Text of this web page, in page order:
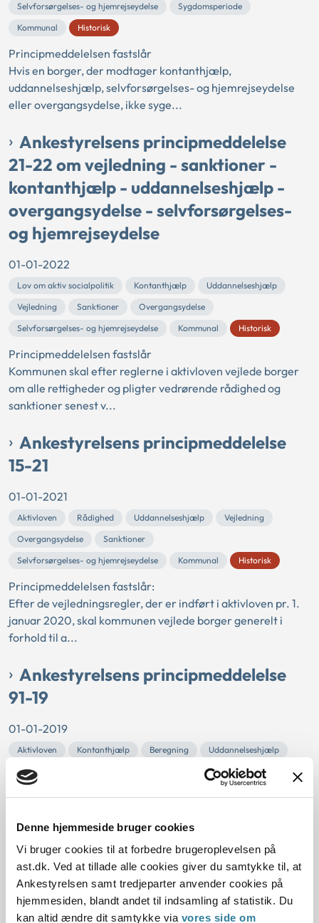
Denne hjemmeside bruger cookies
Vi bruger cookies til at forbedre brugeroplevelsen på
ast.dk. Ved at tillade alle cookies giver du samtykke til, at
Ankestyrelsen samt tredjeparter anvender cookies på
hjemmesiden, blandt andet til indsamling af statistik. Du
kan altid ændre dit samtykke via vores side om
Selvforsørgelses- og hjemrejseydelse
Sygdomsperiode
Kommunal
Historisk
Principmeddelelsen fastslår
Hvis en borger, der modtager kontanthjælp,
uddannelseshjælp, selvforsørgelses- og hjemrejseydelse
eller overgangsydelse, ikke syge...
Ankestyrelsens principmeddelelse
21-22 om vejledning - sanktioner -
kontanthjælp - uddannelseshjælp -
overgangsydelse - selvforsørgelses-
og hjemrejseydelse
01-01-2022
Lov om aktiv socialpolitik Kontanthjælp
Uddannelseshjælp
Vejledning
Sanktioner
Overgangsydelse
Selvforsørgelses- og hjemrejseydelse
Kommunal Historisk
Principmeddelelsen fastslår
Kommunen skal efter reglerne i aktivloven vejlede borger
om alle rettigheder og pligter vedrørende rådighed og
sanktioner senest v...
Ankestyrelsens principmeddelelse
15-21
01-01-2021
Aktivloven Rådighed Uddannelseshjælp
Vejledning
Overgangsydelse
Sanktioner
Selvforsørgelses- og hjemrejseydelse
Kommunal Historisk
Principmeddelelsen fastslår:
Efter de vejledningsregler, der er indført i aktivloven pr. 1.
januar 2020, skal kommunen vejlede borger generelt i
forhold til a...
Ankestyrelsens principmeddelelse
91-19
01-01-2019
Aktivloven Kontanthjælp Beregning
Uddannelseshjælp
Sanktioner
Antal dage
Ungdomsuddannelse
Gældende
Principmeddelelsen fastslår
Nedsættelse af integrationsydelse, uddannelses- og
kontanthjælp
Kontant-, uddannelseshjælp og integrationsydelse